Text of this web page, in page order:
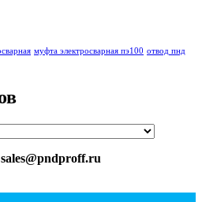
муфта электросварная пэ100 отвод пнд